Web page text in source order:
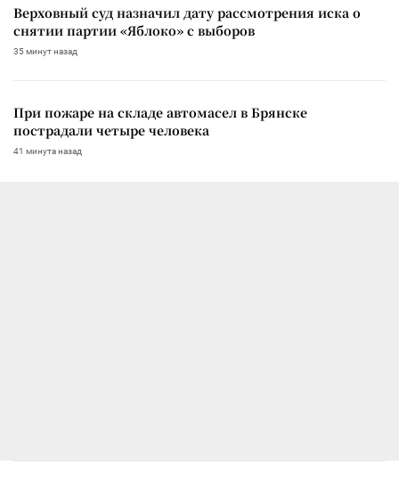
Верховный суд назначил дату рассмотрения иска о
снятии партии «Яблоко» с выборов
35 минут назад
При пожаре на складе автомасел в Брянске
пострадали четыре человека
41 минута назад